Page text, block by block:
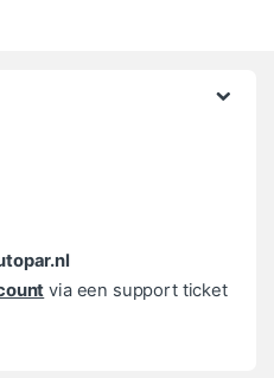
via een support ticket